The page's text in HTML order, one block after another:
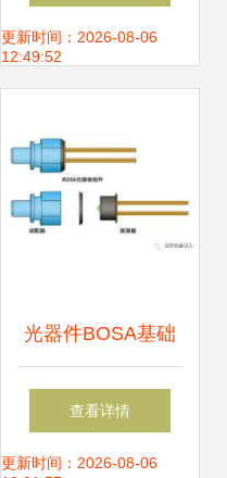
布局与产业生态
更新时间：2026-08-06
12:49:52
光器件BOSA基础
知识 从BOSA到光
电器件的核心解析
查看详情
更新时间：2026-08-06